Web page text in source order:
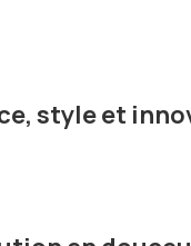
style et